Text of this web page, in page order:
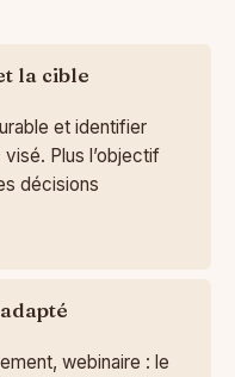
la cible
et identifier
Plus l’objectif
décisions
webinaire : le